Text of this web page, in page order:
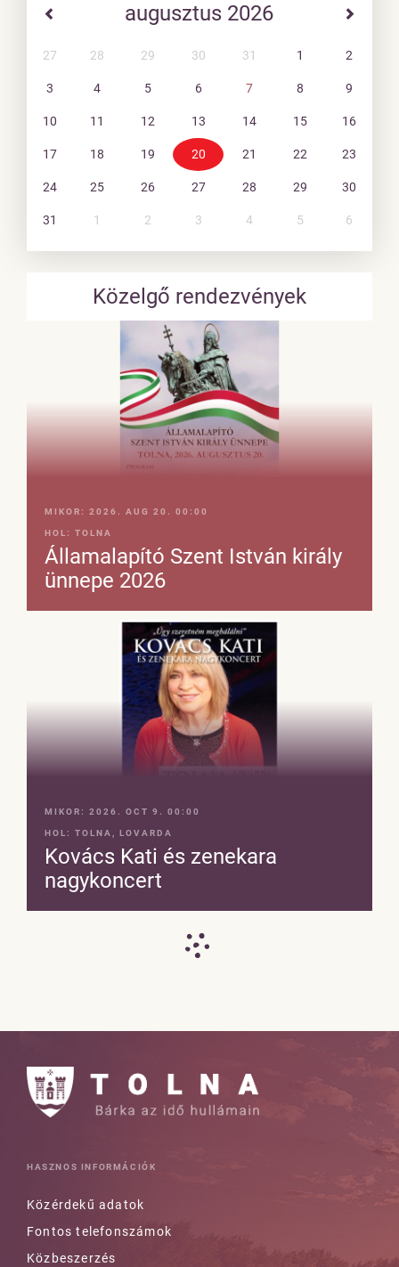
augusztus 2026
27 28 29 30 31 1 2
3 4 5 6 7 8 9
10 11 12 13 14 15 16
17 18 19 20 21 22 23
24 25 26 27 28 29 30
31 1 2 3 4 5 6
Közelgő rendezvények
MIKOR: 2026. AUG 20. 00:00
HOL: TOLNA
Államalapító Szent István király
ünnepe 2026
MIKOR: 2026. OCT 9. 00:00
HOL: TOLNA, LOVARDA
Kovács Kati és zenekara
nagykoncert
HASZNOS INFORMÁCIÓK
Közérdekű adatok
Fontos telefonszámok
Közbeszerzés